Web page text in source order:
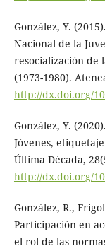
González, Y.
Nacional de la
resocialización de
(1973-1980).
http://dx.doi.org/
González, Y.
Jóvenes,
Última Década,
http://dx.doi.org/
González, R.,
Participación en
el rol de las